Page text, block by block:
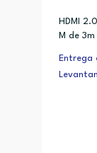
HDMI
M de
e dados
Entrega